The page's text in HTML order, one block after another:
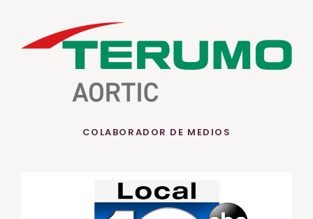
COLABORADOR DE MEDIOS